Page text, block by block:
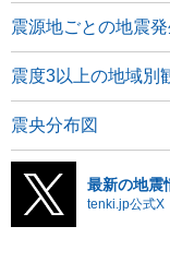
震源地ごとの地震
震度3以上の地域別
震央分布図
最新の地震
tenki.jp公式X